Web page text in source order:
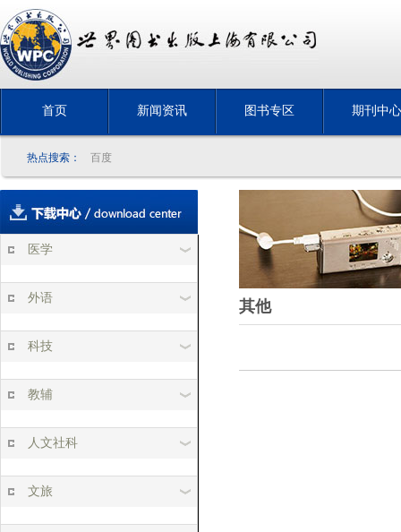
首页 新闻资讯 图书专区 期刊中心
热点搜索： 百度
医学
外语
科技
教辅
人文社科
文旅
其他